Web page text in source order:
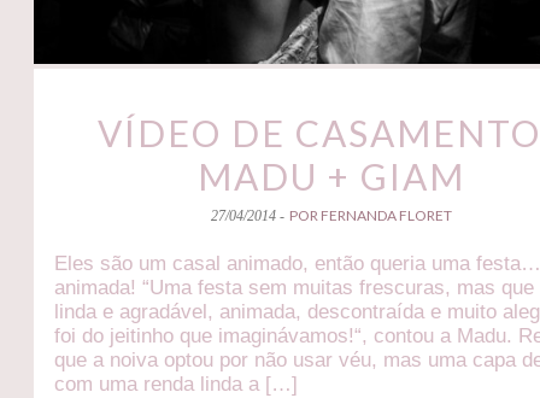
VÍDEO DE
MADU + GIAM
27/04/2014 - POR FERNANDA FLORET
Eles são um casal animado, então queria uma
animada! “Uma festa sem muitas frescuras, mas
linda e agradável, animada, descontraída e muito
foi do jeitinho que imaginávamos!“, contou a Madu.
que a noiva optou por não usar véu, mas uma capa
com uma renda linda a […]